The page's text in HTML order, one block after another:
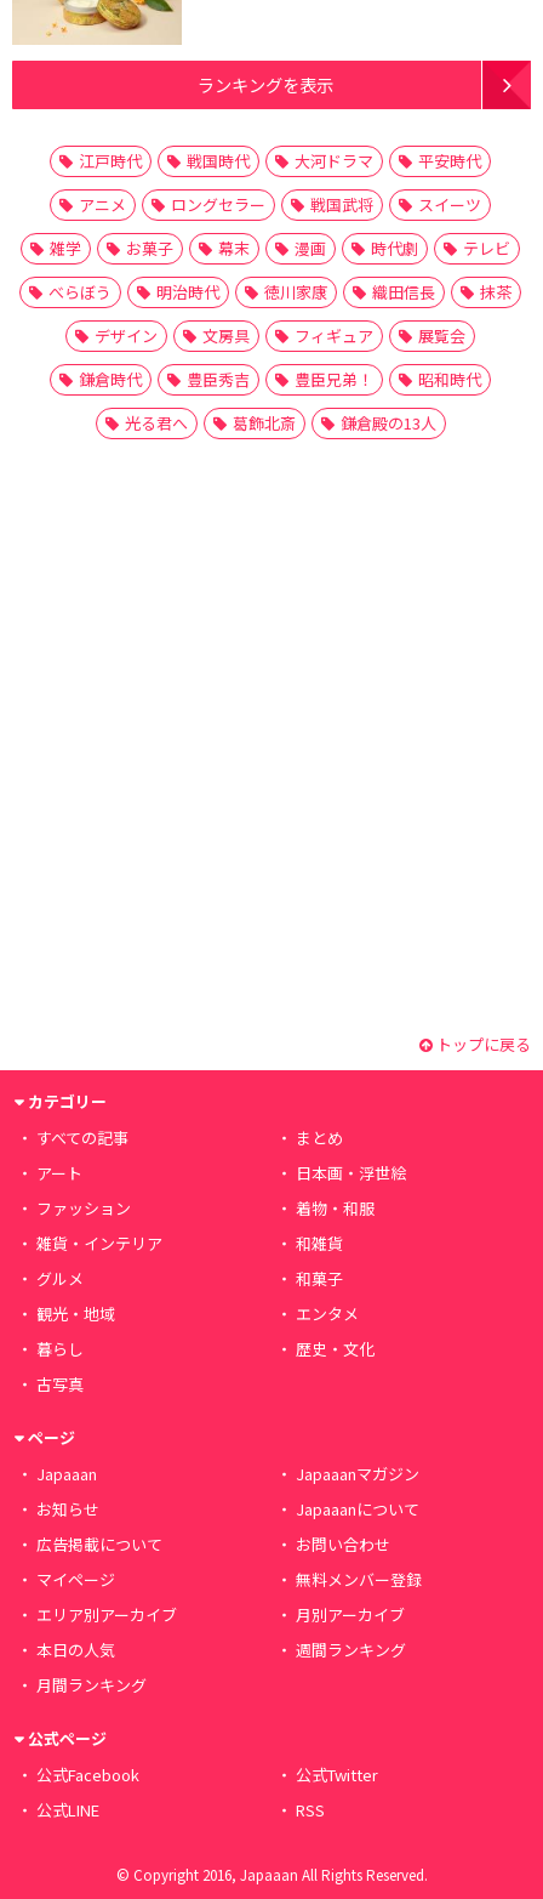
ランキングを表示
江戸時代 戦国時代 大河ドラマ
平安時代
アニメ
ロングセラー 戦国武将
スイーツ
雑学
お菓子 幕末 漫画 時代劇
テレビ
べらぼう
明治時代 徳川家康 織田信長
抹茶
デザイン
文房具 フィギュア
展覧会
鎌倉時代
豊臣秀吉 豊臣兄弟！
昭和時代
光る君へ
葛飾北斎 鎌倉殿の13人
トップに戻る
カテゴリー
すべての記事
まとめ
アート
日本画・浮世絵
ファッション
着物・和服
雑貨・インテリア
和雑貨
グルメ
和菓子
観光・地域
エンタメ
暮らし
歴史・文化
古写真
ページ
Japaaan
Japaaanマガジン
お知らせ
Japaaanについて
広告掲載について
お問い合わせ
マイページ
無料メンバー登録
エリア別アーカイブ
月別アーカイブ
本日の人気
週間ランキング
月間ランキング
公式ページ
公式Facebook
公式Twitter
公式LINE
RSS
© Copyright 2016, Japaaan All Rights Reserved.